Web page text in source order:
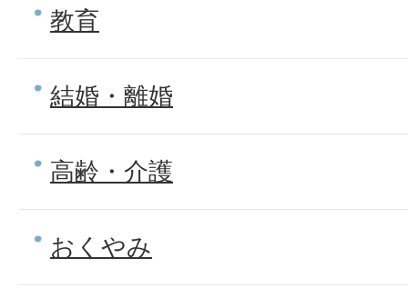
教育
結婚・離婚
高齢・介護
おくやみ